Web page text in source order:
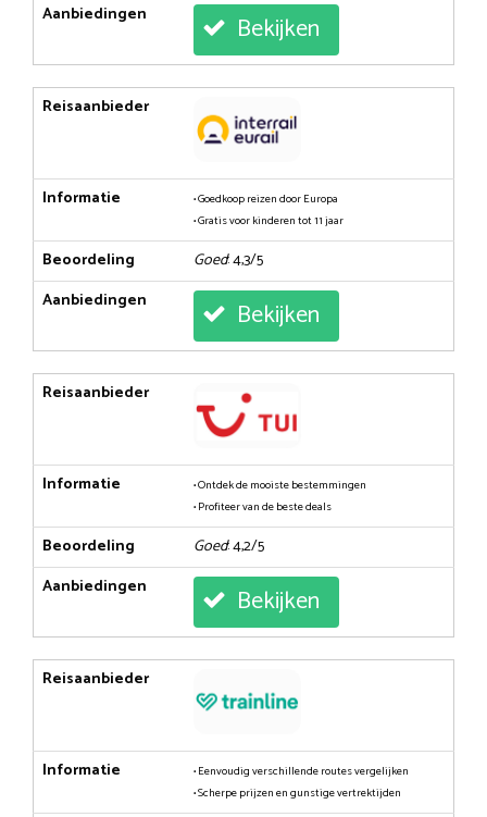
Aanbiedingen
Bekijken
Reisaanbieder
Informatie
• Goedkoop reizen door Europa
• Gratis voor kinderen tot 11 jaar
Beoordeling Goed: 4,3/5
Aanbiedingen
Bekijken
Reisaanbieder
Informatie
• Ontdek de mooiste bestemmingen
• Profiteer van de beste deals
Beoordeling Goed: 4,2/5
Aanbiedingen
Bekijken
Reisaanbieder
Informatie
• Eenvoudig verschillende routes vergelijken
• Scherpe prijzen en gunstige vertrektijden